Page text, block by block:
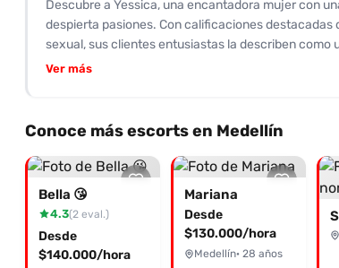
Descubre a Yessica, una encantadora mujer con
despierta pasiones. Con calificaciones
sexual, sus clientes entusiastas la describen como
placer intenso y una experiencia memorable.
coinciden en que es una mujer con la que vale la
dudes más y contacta a Yessica a través de
lleno de morbo y placer!
Ver más
Conoce más escorts en Medellín
Bella 😘
4.3(2 eval.)
Desde
$140.000/hora
Mariana
Desde
$130.000/hora
Medellín· 28 años